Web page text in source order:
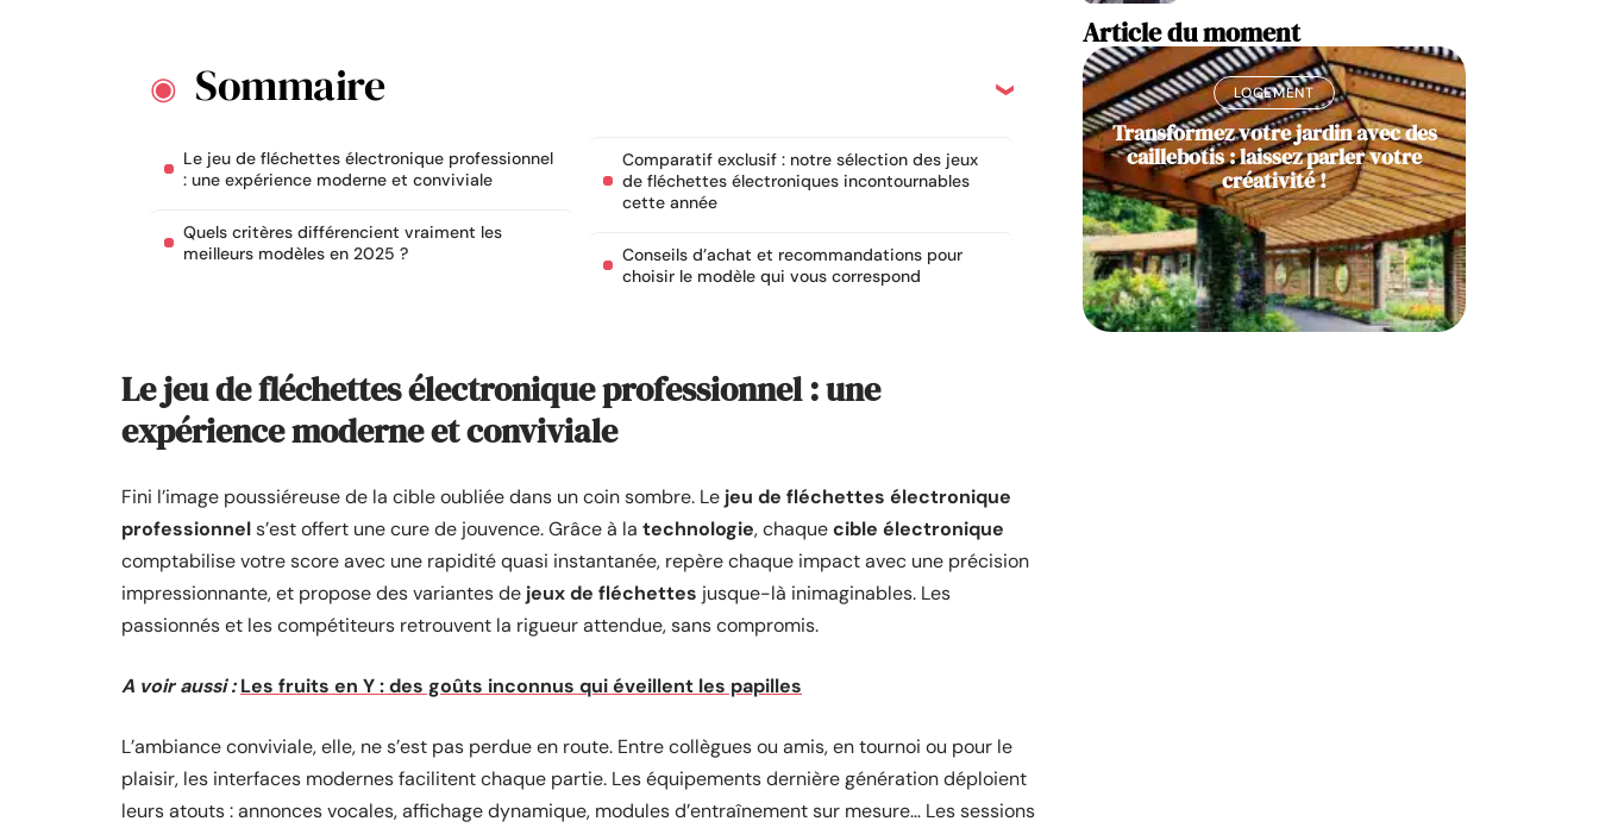
Sommaire
Le jeu de fléchettes électronique professionnel
: une expérience moderne et conviviale
Quels critères différencient vraiment les
meilleurs modèles en 2025 ?
Comparatif exclusif : notre sélection des jeux
de fléchettes électroniques incontournables
cette année
Conseils d’achat et recommandations pour
choisir le modèle qui vous correspond
Le jeu de fléchettes électronique professionnel : une
expérience moderne et conviviale
Fini l’image poussiéreuse de la cible oubliée dans un coin sombre. Le jeu de fléchettes électronique
professionnels’est offert une cure de jouvence. Grâce à la technologie, chaquecible électronique
comptabilise votre score avec une rapidité quasi instantanée, repère chaque impact avec une précision
impressionnante, et propose des variantes de jeux de fléchettes jusque-là inimaginables. Les
passionnés et les compétiteurs retrouvent la rigueur attendue, sans compromis.
A voir aussi : Les fruits en Y : des goûts inconnus qui éveillent les papilles
L’ambiance conviviale, elle, ne s’est pas perdue en route. Entre collègues ou amis, en tournoi ou pour le
plaisir, les interfaces modernes facilitent chaque partie. Les équipements dernière génération déploient
leurs atouts : annonces vocales, affichage dynamique, modules d’entraînement sur mesure… Les sessions
Article du moment
LOGEMENT
Transformez votre jardin avec des
caillebotis : laissez parler votre
créativité !